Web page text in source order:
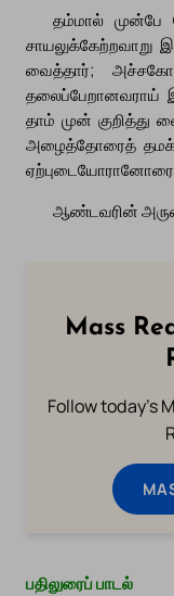
தம்மால் முன்பே
சாயலுக்கேற்றவாறு
வைத்தார்;
தலைப்பேறானவராய்
தாம் முன் குறித்து
அழைத்தோரைத்
ஆண்டவரின்
Mass
Follow today's
பதிலுரைப் பாடல்